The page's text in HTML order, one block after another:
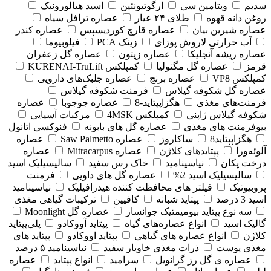
سدیم ویتامین سی ارگوتیونئین
اسید هیالورونیک
روغن دانه قهوه
طلای ۲۴ عیار
عصاره ترافل سیاه
عصاره شیرین بیان
عصاره قارچ کوردیسپس
عصاره کندر
آب حرارتی لاروش پوزای
زینک PCA
فیلوبیوما
عصاره ریشه آنجلیکا
عصاره زیتون
عصاره گل زعفران
قرمز
عصاره گل مگنولیا
کمپلکس KURENAI-TruLift
کمپلکس VP8
عصاره برنج
عصاره جلبک‌های دارویی
عصاره گل شکوفه گیلاس
فرمنت شکوفه گیلاس
فرمنت‌های مغذی
هگزاپپتاید-8 عصاره جوجوبا
عصاره
شکوفه گیلاس ژاپنی
کمپلکس 4MSK
مرکبات آسیایی
بیوفرمنت های مغذی
عصاره گل های بابونه
فنوکسی اتانول
هگزاپپتاید8
ساکاروز عصاره Saw Palmetto
عصاره
آلوئه‌ورا
پپتایدهای کلاژن عصاره Mitracarpus
عصاره
درخت پکان
نیاسینامید خاک رس سفید
سالیسیلیک اسید
سالیسیلیک اسید 2%
عصاره گل های داویی
فرمنت
پروبیوتیک
فیلتر های محافظت کننده هیدرافیلیک
نیاسینامید
اسید 3 درصد
پپتاید شبانه کافیین
ترکیبات گیاهی مغذی
سه نوع پپتاید بیومیمتیک جوانساز
عصاره گل Moonlight
گالیک اسید
انواع عصاره‌های گیاه پپتاید آووکادو
پلی‌پپتاید
کلاژن
انواع عصاره های گیاهی پپتاید اووکادو
پپتاید های
مغذی پوست
ذرات مغذی خاویار سفید
نیاسینامید ۵ درصد
عصاره ی گل رز گرانویل
سرامید انواع پپتاید
عصاره